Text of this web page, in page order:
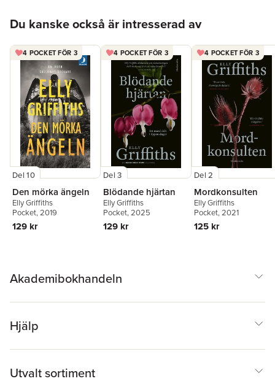
Du kanske också är intresserad av
4 POCKET FÖR 3
Del 10
Den mörka ängeln
Elly Griffiths
Pocket, 2019
129 kr
4 POCKET FÖR 3
Del 3
Blödande hjärtan
Elly Griffiths
Pocket, 2025
129 kr
4 POCKET FÖR 3
Del 2
Mordkonsulten
Elly Griffiths
Pocket, 2021
125 kr
Akademibokhandeln
Hjälp
Utvalt sortiment